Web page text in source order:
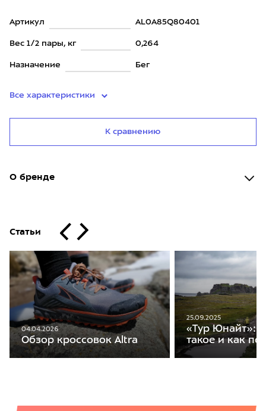
Артикул AL0A85Q80401
Вес 1/2 пары, кг 0,264
Назначение Бег
Все характеристики
К сравнению
О бренде
Статьи
04.04.2026
Обзор кроссовок Altra
25.09.2025
«Тур Юнайт»:
такое и как